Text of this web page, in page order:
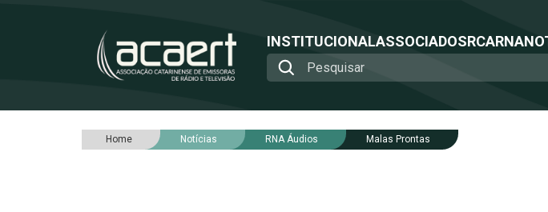
INSTITUCIONALASSOCIADOSRCARNA
Home Notícias RNA Áudios Malas Prontas